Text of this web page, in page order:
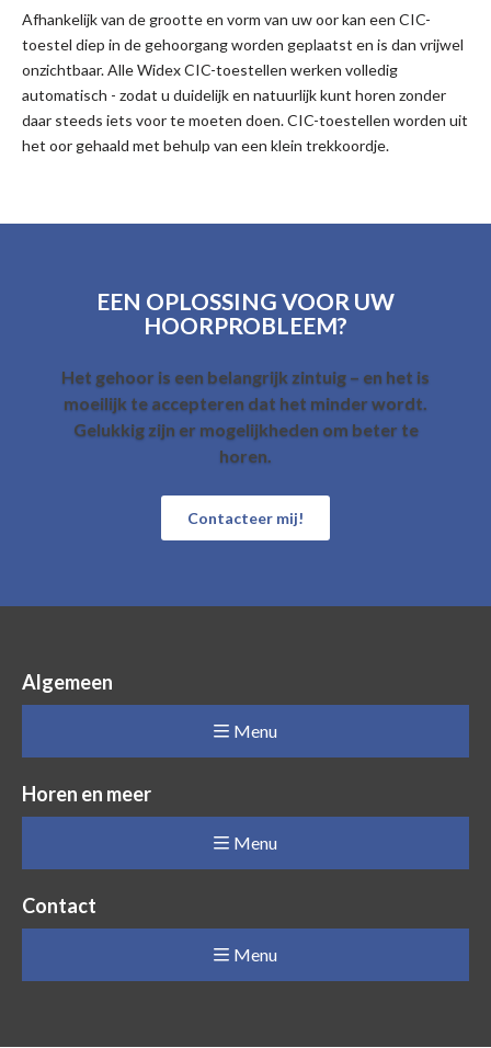
Afhankelijk van de grootte en vorm van uw oor kan een CIC-
toestel diep in de gehoorgang worden geplaatst en is dan vrijwel
onzichtbaar. Alle Widex CIC-toestellen werken volledig
automatisch - zodat u duidelijk en natuurlijk kunt horen zonder
daar steeds iets voor te moeten doen. CIC-toestellen worden uit
het oor gehaald met behulp van een klein trekkoordje.
EEN OPLOSSING VOOR UW
HOORPROBLEEM?
Het gehoor is een belangrijk zintuig – en het is
moeilijk te accepteren dat het minder wordt.
Gelukkig zijn er mogelijkheden om beter te
horen.
Contacteer mij!
Algemeen
Menu
Horen en meer
Menu
Contact
Menu